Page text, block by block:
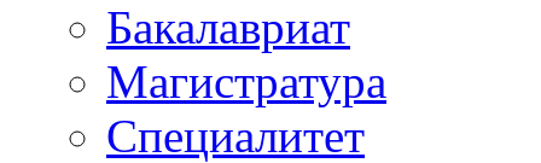
Бакалавриат
Магистратура
Специалитет